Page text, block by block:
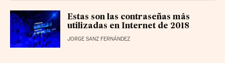
Estas son las contraseñas más
utilizadas en Internet de 2018
JORGE SANZ FERNÁNDEZ